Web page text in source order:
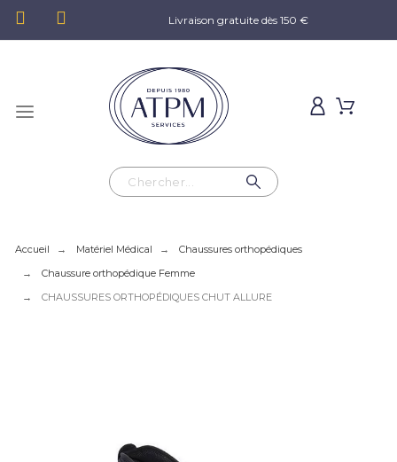
Livraison gratuite dès 150 €
Accueil Matériel Médical
Chaussures orthopédiques
Chaussure orthopédique Femme
CHAUSSURES ORTHOPÉDIQUES CHUT ALLURE